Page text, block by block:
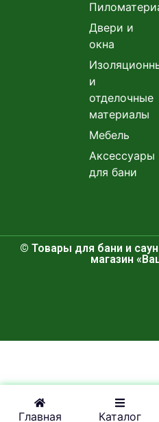
Главная Каталог
Двери и
окна
и
отделочные
материалы
Мебель
Аксессуары
для бани
© Товары для бани и
магазин